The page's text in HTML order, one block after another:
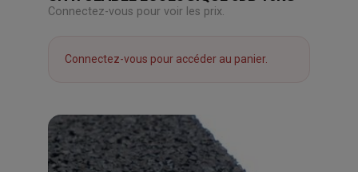
Connectez-vous pour voir les prix.
Connectez-vous pour accéder au panier.